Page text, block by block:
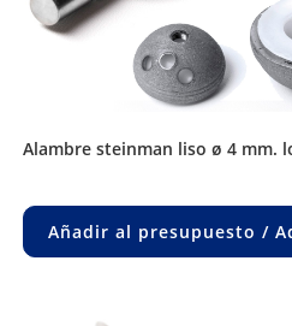
alambre steinman liso ø 4 mm.
Añadir al presupuesto /